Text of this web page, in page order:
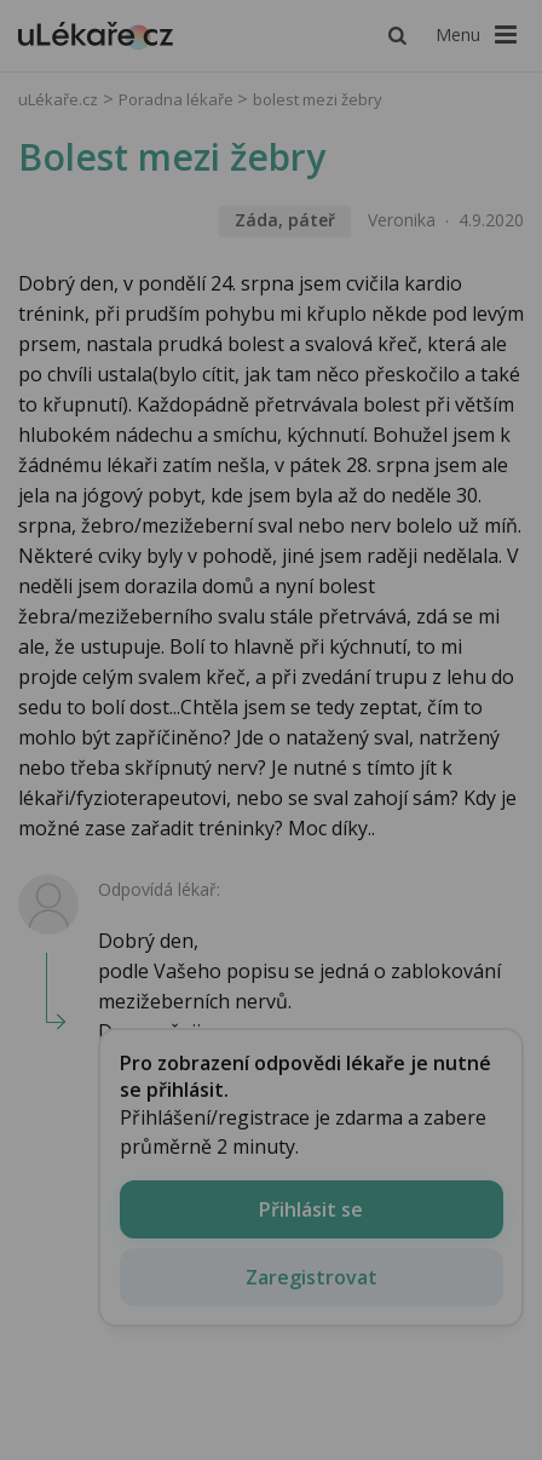
Menu
uLékaře.cz Poradna lékaře bolest mezi žebry
Bolest mezi žebry
Záda, páteř Veronika 4.9.2020
Dobrý den, v pondělí 24. srpna jsem cvičila kardio
trénink, při prudším pohybu mi křuplo někde pod levým
prsem, nastala prudká bolest a svalová křeč, která ale
po chvíli ustala(bylo cítit, jak tam něco přeskočilo a také
to křupnutí). Každopádně přetrvávala bolest při větším
hlubokém nádechu a smíchu, kýchnutí. Bohužel jsem k
žádnému lékaři zatím nešla, v pátek 28. srpna jsem ale
jela na jógový pobyt, kde jsem byla až do neděle 30.
srpna, žebro/mezižeberní sval nebo nerv bolelo už míň.
Některé cviky byly v pohodě, jiné jsem raději nedělala. V
neděli jsem dorazila domů a nyní bolest
žebra/mezižeberního svalu stále přetrvává, zdá se mi
ale, že ustupuje. Bolí to hlavně při kýchnutí, to mi
projde celým svalem křeč, a při zvedání trupu z lehu do
sedu to bolí dost...Chtěla jsem se tedy zeptat, čím to
mohlo být zapříčiněno? Jde o natažený sval, natržený
nebo třeba skřípnutý nerv? Je nutné s tímto jít k
lékaři/fyzioterapeutovi, nebo se sval zahojí sám? Kdy je
možné zase zařadit tréninky? Moc díky..
Odpovídá lékař:
Dobrý den,
podle Vašeho popisu se jedná o zablokování
mezižeberních nervů.
Doporučuji pou...
Pro zobrazení odpovědi lékaře je nutné
se přihlásit.
Přihlášení/registrace je zdarma a zabere
průměrně 2 minuty.
Přihlásit se
Zaregistrovat